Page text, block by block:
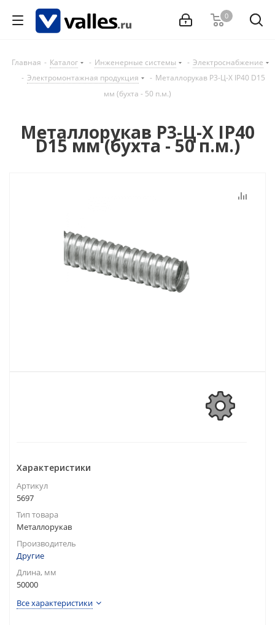
0
Главная - Каталог - Инженерные системы - Электроснабжение
- Электромонтажная продукция - Металлорукав Р3-Ц-Х IP40 D15
мм (бухта - 50 п.м.)
Металлорукав Р3-Ц-Х IP40
D15 мм (бухта - 50 п.м.)
Характеристики
Артикул
5697
Тип товара
Металлорукав
Производитель
Другие
Длина, мм
50000
Все характеристики